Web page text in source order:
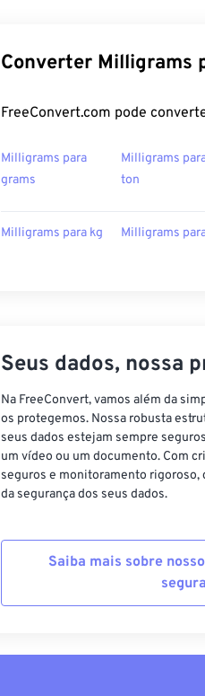
Converter Milligrams
FreeConvert.com pode
Milligrams para
grams
Milligrams
ton
Milligrams para kg Milligrams
Seus dados, nossa
Na FreeConvert, vamos além da
os protegemos. Nossa robusta
seus dados estejam sempre
um vídeo ou um documento. Com
seguros e monitoramento rigoroso,
da segurança dos seus dados.
Saiba mais sobre